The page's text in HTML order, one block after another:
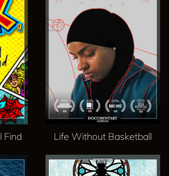
Find Life Without Basketball